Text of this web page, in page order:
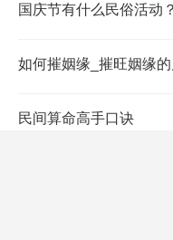
国庆节有什么民俗活动
如何摧姻缘_摧旺姻缘
民间算命高手口诀